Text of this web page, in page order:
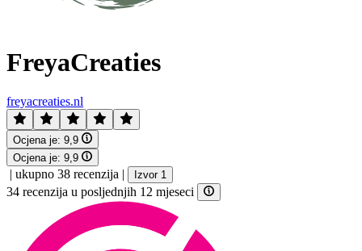
FreyaCreaties
freyacreaties.nl
Ocjena je: 9,9
Ocjena je: 9,9
| ukupno 38 recenzija | Izvor 1
34 recenzija u posljednjih 12 mjeseci